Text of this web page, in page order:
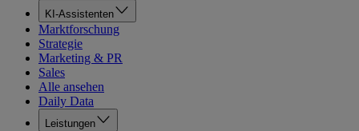
KI-Assistenten
Marktforschung
Strategie
Marketing & PR
Sales
Alle ansehen
Daily Data
Leistungen